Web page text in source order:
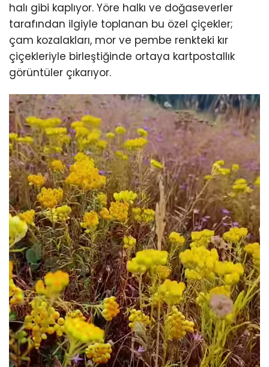
halı gibi kaplıyor. Yöre halkı ve doğaseverler
tarafından ilgiyle toplanan bu özel çiçekler;
çam kozalakları, mor ve pembe renkteki kır
çiçekleriyle birleştiğinde ortaya kartpostallık
görüntüler çıkarıyor.